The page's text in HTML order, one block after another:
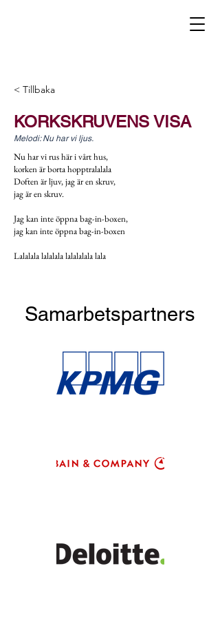
< Tillbaka
KORKSKRUVENS VISA
Melodi: Nu har vi ljus.
Nu har vi rus här i vårt hus,
korken är borta hopptralalala
Doften är ljuv, jag är en skruv,
jag är en skruv.
Jag kan inte öppna bag-in-boxen,
jag kan inte öppna bag-in-boxen
Lalalala lalalala lalalalala lala
Samarbetspartners